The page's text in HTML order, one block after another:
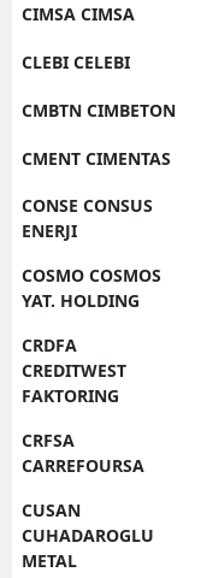
CIMSA CIMSA
CLEBI CELEBI
CMBTN CIMBETON
CMENT CIMENTAS
CONSE CONSUS
ENERJI
COSMO COSMOS
YAT. HOLDING
CRDFA
CREDITWEST
FAKTORING
CRFSA
CARREFOURSA
CUSAN
CUHADAROGLU
METAL